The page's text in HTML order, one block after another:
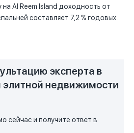
Al Reem Island доходность от
составляет 7,2 % годовых.
эксперта в
элитной недвижимости
сейчас и получите ответ в